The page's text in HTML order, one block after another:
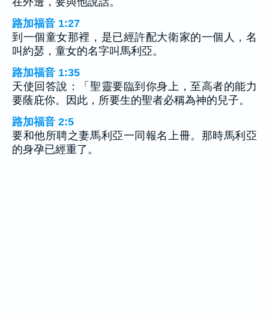
路加福音 1:27
到一個童女那裡，是已經許配大衛家的一個人，名
叫約瑟，童女的名字叫馬利亞。
路加福音 1:35
天使回答說：「聖靈要臨到你身上，至高者的能力
要蔭庇你。因此，所要生的聖者必稱為神的兒子。
路加福音 2:5
要和他所聘之妻馬利亞一同報名上冊。那時馬利亞
的身孕已經重了。